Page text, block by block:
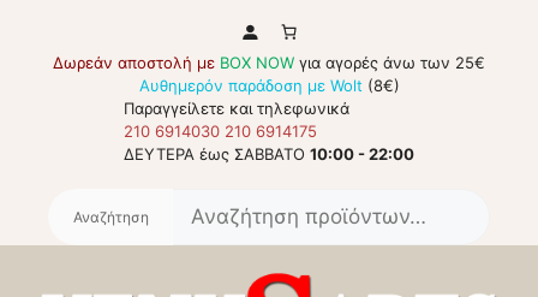
περιεχόμενο
Δωρεάν αποστολή με BOX NOW για αγορές άνω των 25€
Αυθημερόν παράδοση με Wolt (8€)
Παραγγείλετε και τηλεφωνικά
210 6914030 210 6914175
ΔΕΥΤΕΡΑ έως ΣΑΒΒΑΤΟ 10:00 - 22:00